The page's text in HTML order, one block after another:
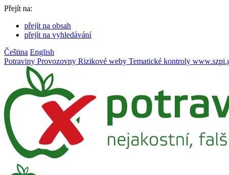
Přejít na:
přejít na obsah
přejít na vyhledávání
Čeština English
Potraviny Provozovny Rizikové weby Tematické kontroly